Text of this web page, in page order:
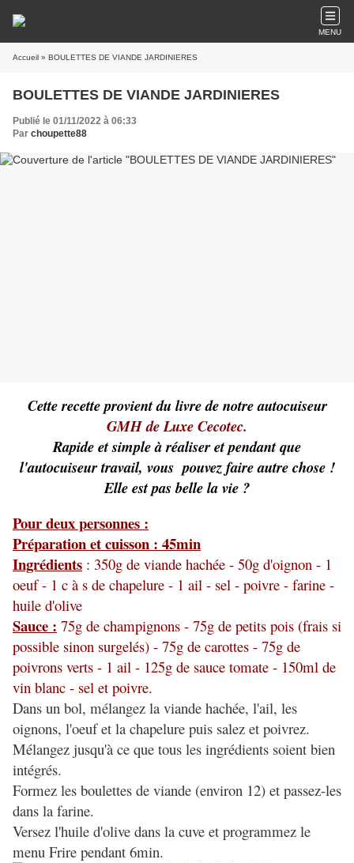
MENU
Accueil » BOULETTES DE VIANDE JARDINIERES
BOULETTES DE VIANDE JARDINIERES
Publié le 01/11/2022 à 06:33
Par choupette88
Cette recette provient du livre de notre autocuiseur
GMH de Luxe Cecotec.
Rapide et simple à réaliser et pendant que
l'autocuiseur travail, vous pouvez faire autre chose !
Elle est pas belle la vie ?
Pour deux personnes :
Préparation et cuisson : 45min
Ingrédients : 350g de viande hachée - 50g d'oignon - 1
oeuf - 1 c à s de chapelure - 1 ail - sel - poivre - farine -
huile d'olive
Sauce : 75g de champignons - 75g de petits pois (frais si
possible sinon surgelés) - 75g de carottes - 75g de
poivrons verts - 1 ail - 125g de sauce tomate - 150ml de
vin blanc - sel et poivre.
Dans un bol, mélangez la viande hachée, l'ail, les
oignons, l'oeuf et la chapelure puis salez et poivrez.
Mélangez jusqu'à ce que tous les ingrédients soient bien
intégrés.
Formez les boulettes de viande (environ 12) et passez-les
dans la farine.
Versez l'huile d'olive dans la cuve et programmez le
menu Frire pendant 6min.